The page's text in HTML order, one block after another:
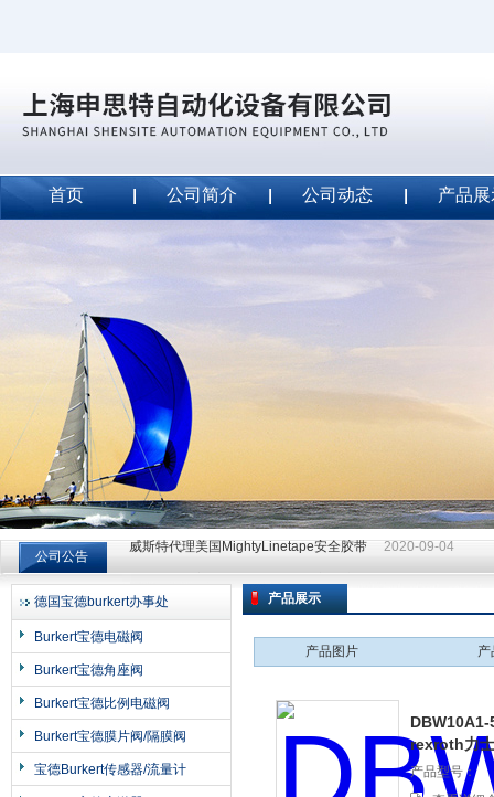
上海申思特自动化设备有限公司
首页 公司简介 公司动态 产品
公司公告
威斯特代理美国MightyLinetape安全胶带 2020-09-04
威斯特代理美国MightyLinetape安全胶带
威斯特代理美国MightyLinetape安全胶带
德国宝德burkert办事处
Burkert宝德电磁阀
Burkert宝德角座阀
Burkert宝德比例电磁阀
Burkert宝德膜片阀/隔膜阀
宝德Burkert传感器/流量计
产品展示
产品图片 产
rexroth力
产品型号：